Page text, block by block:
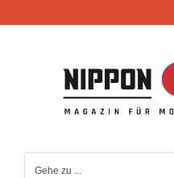
Inhalt
Gehe zu ...